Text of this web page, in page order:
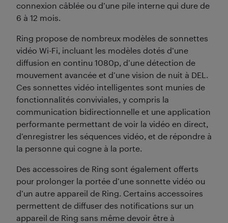
connexion câblée ou d’une pile interne qui dure de
6 à 12 mois.
Ring propose de nombreux modèles de sonnettes
vidéo Wi-Fi, incluant les modèles dotés d’une
diffusion en continu 1080p, d’une détection de
mouvement avancée et d’une vision de nuit à DEL.
Ces sonnettes vidéo intelligentes sont munies de
fonctionnalités conviviales, y compris la
communication bidirectionnelle et une application
performante permettant de voir la vidéo en direct,
d’enregistrer les séquences vidéo, et de répondre à
la personne qui cogne à la porte.
Des accessoires de Ring sont également offerts
pour prolonger la portée d’une sonnette vidéo ou
d’un autre appareil de Ring. Certains accessoires
permettent de diffuser des notifications sur un
appareil de Ring sans même devoir être à